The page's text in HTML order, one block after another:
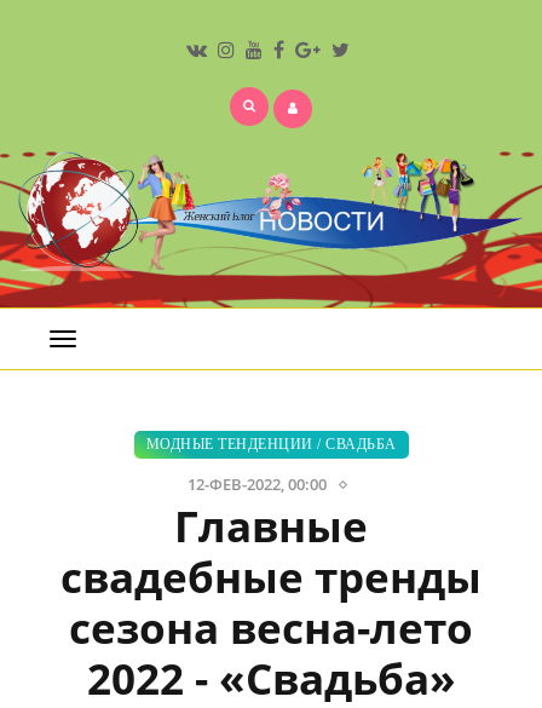
Открыть
меню
МОДНЫЕ ТЕНДЕНЦИИ / СВАДЬБА
12-ФЕВ-2022, 00:00
Главные
свадебные тренды
сезона весна-лето
2022 - «Свадьба»